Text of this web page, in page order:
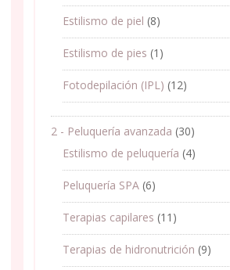
Estilismo de piel (8)
Estilismo de pies (1)
Fotodepilación (IPL) (12)
2 - Peluquería avanzada (30)
Estilismo de peluquería (4)
Peluquería SPA (6)
Terapias capilares (11)
Terapias de hidronutrición (9)